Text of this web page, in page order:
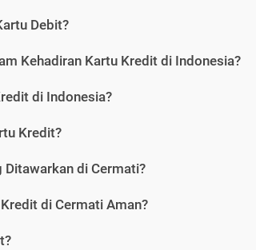
Debit?
Kehadiran Kartu Kredit di Indonesia?
di Indonesia?
Kredit?
Ditawarkan di Cermati?
di Cermati Aman?